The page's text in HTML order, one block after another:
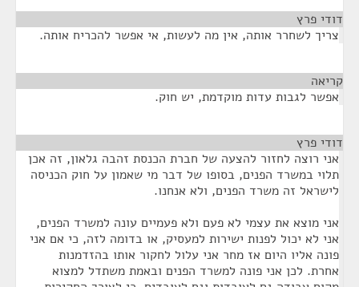
דודי פרץ
צריך לשחרר אותה, אין מה לעשות, אי אפשר להכריח אותה.
קריאה
אפשר לגבות עדות מוקדמת, יש חוק.
דודי פרץ
אני רוצה לחזור להצעה של חברת הכנסת זהבה גלאון, זה אכן
תלוי במשרד הפנים, בסופו של דבר מי שאמון על חוק הכניסה
לישראל זה משרד הפנים, ולא אנחנו.
אני מוצא את עצמי לא פעם ולא פעמיים עונה למשרד הפנים,
אני לא יכול לפנות ישירות למעסיק, או בדומה לזה, כי אם אני
פונה אליו היום אז מחר אני עלול לחקור אותו בהזדמנות
אחרת. לכן אני פונה למשרד הפנים ובאמת משתדל למצוא